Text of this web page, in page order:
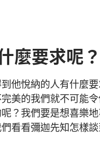
麼要求呢？
他悅納的人有什麼
美的我們就不可能令
呢？我們要是想喜樂地
看看彌迦先知怎樣談